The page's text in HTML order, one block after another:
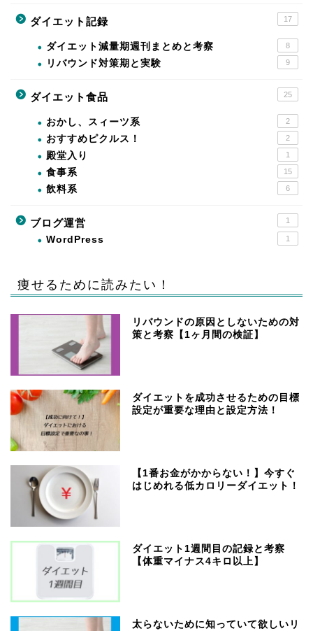
ダイエット記録 17
ダイエット減量期週刊まとめと考察 8
リバウンド対策期と実験 9
ダイエット食品 25
おかし、スィーツ系 2
おすすめピクルス！ 2
殿堂入り 1
食事系 15
飲料系 6
ブログ運営 1
WordPress 1
痩せるために読みたい！
リバウンドの原因としないための対
策と考察【1ヶ月間の検証】
ダイエットを成功させるための目標
設定が重要な理由と設定方法！
【1番お金がかからない！】今すぐ
はじめれる低カロリーダイエット！
ダイエット1週間目の記録と考察
【体重マイナス4キロ以上】
太らないために知っていて欲しいリ